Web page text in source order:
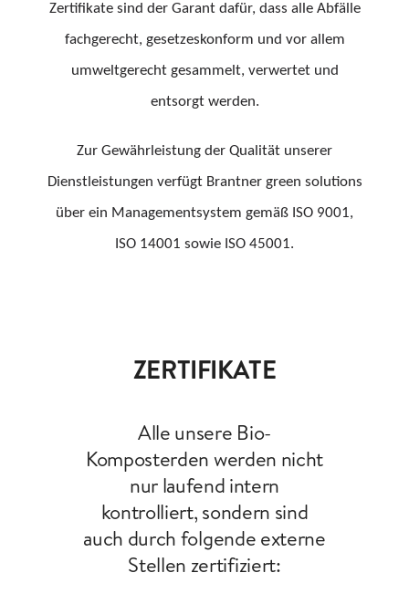
Zertifikate sind der Garant dafür, dass alle Abfälle
fachgerecht, gesetzeskonform und vor allem
umweltgerecht gesammelt, verwertet und
entsorgt werden.
Zur Gewährleistung der Qualität unserer
Dienstleistungen verfügt Brantner green solutions
über ein Managementsystem gemäß ISO 9001,
ISO 14001 sowie ISO 45001.
ZERTIFIKATE
Alle unsere Bio-
Komposterden werden nicht
nur laufend intern
kontrolliert, sondern sind
auch durch folgende externe
Stellen zertifiziert: